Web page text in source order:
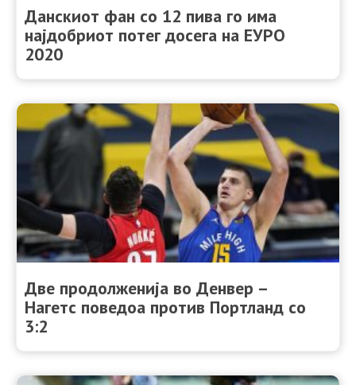
Данскиот фан со 12 пива го има
најдобриот потег досега на ЕУРО
2020
Две продолженија во Денвер –
Нагетс поведоа против Портланд со
3:2